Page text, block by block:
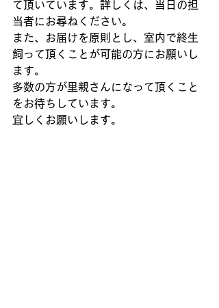
て頂いています。詳しくは、当日の担
当者にお尋ねください。
また、お届けを原則とし、室内で終生
飼って頂くことが可能の方にお願いし
ます。
多数の方が里親さんになって頂くこと
をお待ちしています。
宜しくお願いします。